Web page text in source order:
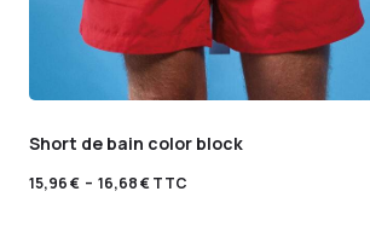
Short de bain color block
15,96€ – 16,68€TTC